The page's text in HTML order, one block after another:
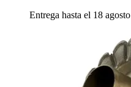
Entrega hasta el 18 agosto